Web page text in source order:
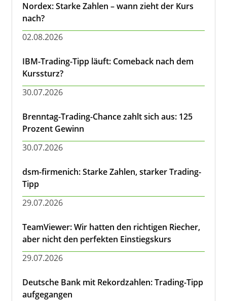
Nordex: Starke Zahlen – wann zieht der Kurs
nach?
02.08.2026
IBM-Trading-Tipp läuft: Comeback nach dem
Kurssturz?
30.07.2026
Brenntag-Trading-Chance zahlt sich aus: 125
Prozent Gewinn
30.07.2026
dsm-firmenich: Starke Zahlen, starker Trading-
Tipp
29.07.2026
TeamViewer: Wir hatten den richtigen Riecher,
aber nicht den perfekten Einstiegskurs
29.07.2026
Deutsche Bank mit Rekordzahlen: Trading-Tipp
aufgegangen